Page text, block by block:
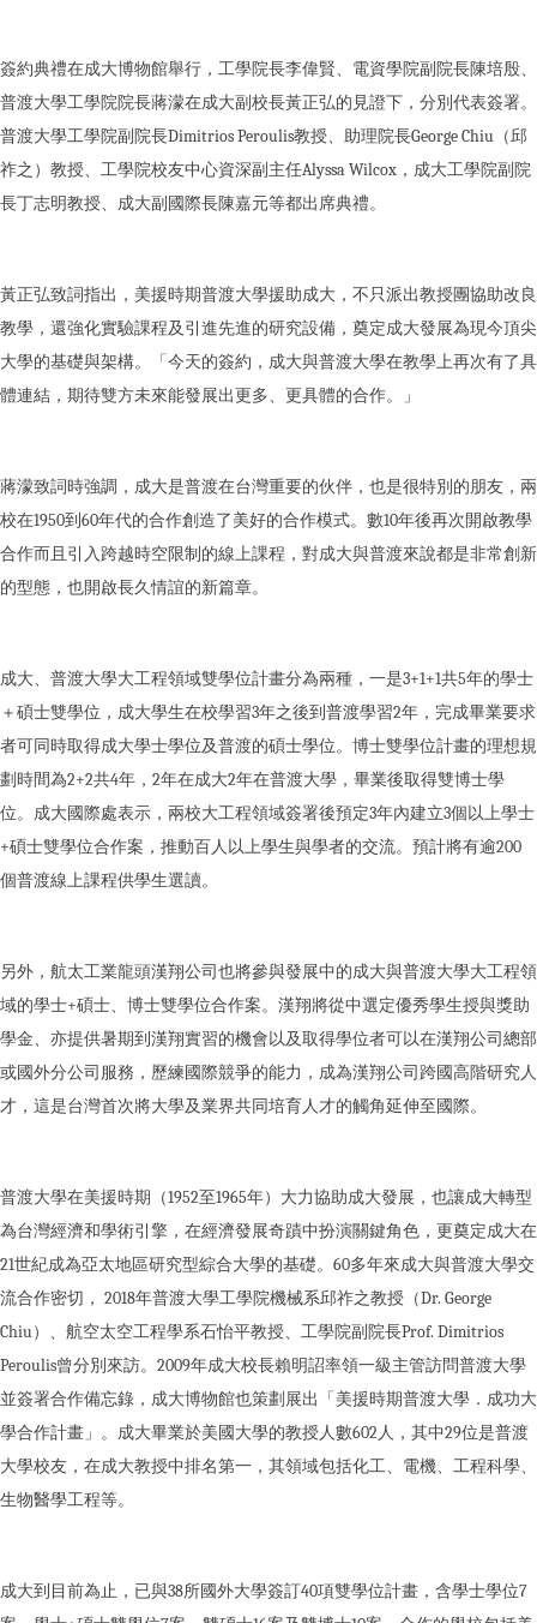
簽約典禮在成大博物館舉行，工學院長李偉賢、電資學院副院長陳培殷、
普渡大學工學院院長蔣濛在成大副校長黃正弘的見證下，分別代表簽署。
普渡大學工學院副院長Dimitrios Peroulis教授、助理院長George Chiu（邱
祚之）教授、工學院校友中心資深副主任Alyssa Wilcox，成大工學院副院
長丁志明教授、成大副國際長陳嘉元等都出席典禮。
黃正弘致詞指出，美援時期普渡大學援助成大，不只派出教授團協助改良
教學，還強化實驗課程及引進先進的研究設備，奠定成大發展為現今頂尖
大學的基礎與架構。「今天的簽約，成大與普渡大學在教學上再次有了具
體連結，期待雙方未來能發展出更多、更具體的合作。」
蔣濛致詞時強調，成大是普渡在台灣重要的伙伴，也是很特別的朋友，兩
校在1950到60年代的合作創造了美好的合作模式。數10年後再次開啟教學
合作而且引入跨越時空限制的線上課程，對成大與普渡來說都是非常創新
的型態，也開啟長久情誼的新篇章。
成大、普渡大學大工程領域雙學位計畫分為兩種，一是3+1+1共5年的學士
＋碩士雙學位，成大學生在校學習3年之後到普渡學習2年，完成畢業要求
者可同時取得成大學士學位及普渡的碩士學位。博士雙學位計畫的理想規
劃時間為2+2共4年，2年在成大2年在普渡大學，畢業後取得雙博士學
位。成大國際處表示，兩校大工程領域簽署後預定3年內建立3個以上學士
+碩士雙學位合作案，推動百人以上學生與學者的交流。預計將有逾200
個普渡線上課程供學生選讀。
另外，航太工業龍頭漢翔公司也將參與發展中的成大與普渡大學大工程領
域的學士+碩士、博士雙學位合作案。漢翔將從中選定優秀學生授與獎助
學金、亦提供暑期到漢翔實習的機會以及取得學位者可以在漢翔公司總部
或國外分公司服務，歷練國際競爭的能力，成為漢翔公司跨國高階研究人
才，這是台灣首次將大學及業界共同培育人才的觸角延伸至國際。
普渡大學在美援時期（1952至1965年）大力協助成大發展，也讓成大轉型
為台灣經濟和學術引擎，在經濟發展奇蹟中扮演關鍵角色，更奠定成大在
21世紀成為亞太地區研究型綜合大學的基礎。60多年來成大與普渡大學交
流合作密切， 2018年普渡大學工學院機械系邱祚之教授（Dr. George
Chiu）、航空太空工程學系石怡平教授、工學院副院長Prof. Dimitrios
Peroulis曾分別來訪。2009年成大校長賴明詔率領一級主管訪問普渡大學
並簽署合作備忘錄，成大博物館也策劃展出「美援時期普渡大學．成功大
學合作計畫」。成大畢業於美國大學的教授人數602人，其中29位是普渡
大學校友，在成大教授中排名第一，其領域包括化工、電機、工程科學、
生物醫學工程等。
成大到目前為止，已與38所國外大學簽訂40項雙學位計畫，含學士學位7